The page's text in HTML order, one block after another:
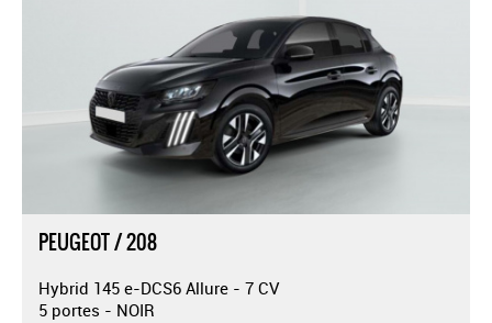
PEUGEOT / 208
Hybrid 145 e-DCS6 Allure - 7 CV
5 portes - NOIR